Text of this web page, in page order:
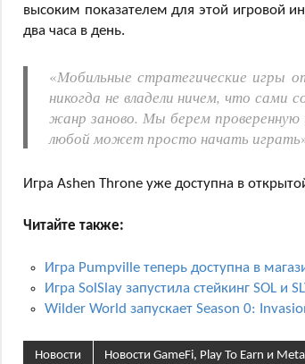
высоким показателем для этой игровой
два часа в день.
«Мобильные стратегические игры
никогда не владели ничем, что сами
жанр заново. Мы берем проверенную
любой может просто начать играть
Игра Ashen Throne уже доступна в
Читайте также:
Игра Pumpville теперь доступна в
Игра SolSlay запустила стейкинг SOL и
Wilder World запускает Season 0:
Новости Новости GameFi, Play To Earn и